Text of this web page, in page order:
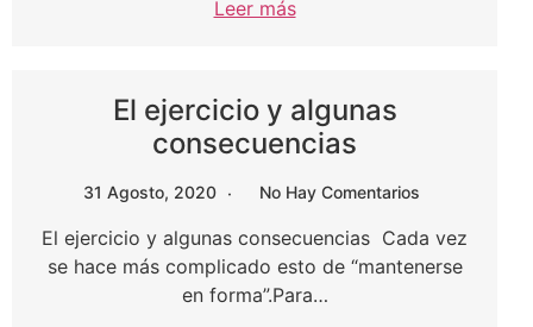
Leer más
El ejercicio y algunas
consecuencias
31 Agosto, 2020 No Hay Comentarios
El ejercicio y algunas consecuencias Cada vez
se hace más complicado esto de “mantenerse
en forma”.Para…